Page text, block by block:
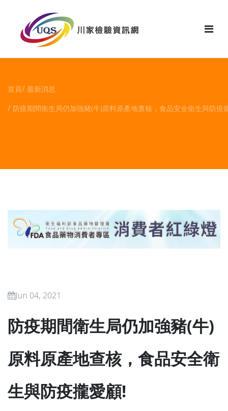
首頁 最新消息
防疫期間衛生局仍加強豬(牛)原料原產地查核，食品安全衛生與防疫
Jun 04, 2021
防疫期間衛生局仍加強豬(牛)
原料原產地查核，食品安全衛
生與防疫攏愛顧!